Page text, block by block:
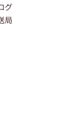
グ
局